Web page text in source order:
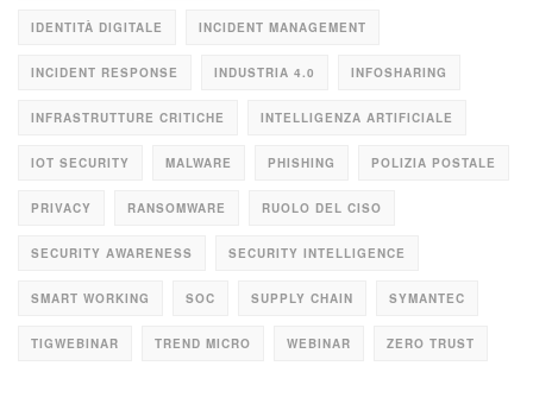
IDENTITÀ DIGITALE INCIDENT MANAGEMENT
INCIDENT RESPONSE INDUSTRIA 4.0 INFOSHARING
INFRASTRUTTURE CRITICHE INTELLIGENZA ARTIFICIALE
IOT SECURITY MALWARE PHISHING POLIZIA POSTALE
PRIVACY RANSOMWARE RUOLO DEL CISO
SECURITY AWARENESS SECURITY INTELLIGENCE
SMART WORKING SOC SUPPLY CHAIN SYMANTEC
TIGWEBINAR TREND MICRO WEBINAR ZERO TRUST